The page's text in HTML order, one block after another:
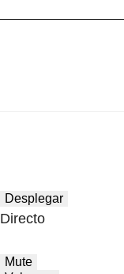
Desplegar
Directo
Mute